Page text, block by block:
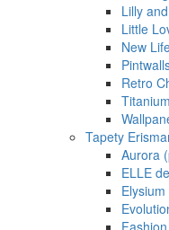
Lilly
Little
New
Retro
Tapety
Aurora
ELLE